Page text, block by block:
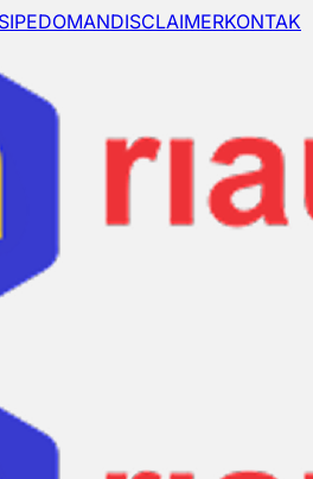
PEDOMANDISCLAIMERKONTAK